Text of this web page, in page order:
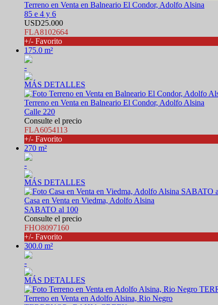
Terreno en Venta en Balneario El Condor, Adolfo Alsina
85 e 4 y 6
USD25.000
FLA8102664
+/- Favorito
175.0 m²
-
MÁS DETALLES
Terreno en Venta en Balneario El Condor, Adolfo Alsina
Calle 220
Consulte el precio
FLA6054113
+/- Favorito
270 m²
-
MÁS DETALLES
Casa en Venta en Viedma, Adolfo Alsina
SABATO al 100
Consulte el precio
FHO8097160
+/- Favorito
300.0 m²
-
MÁS DETALLES
Terreno en Venta en Adolfo Alsina, Rio Negro